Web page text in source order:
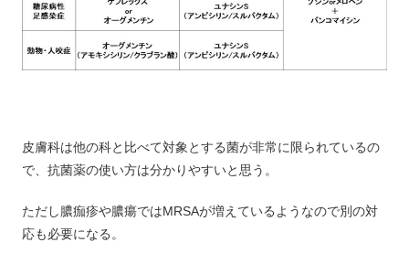
皮膚科は他の科と比べて対象とする菌が非常に限られているの
で、抗菌薬の使い方は分かりやすいと思う。
ただし膿痂疹や膿瘍ではMRSAが増えているようなので別の対
応も必要になる。